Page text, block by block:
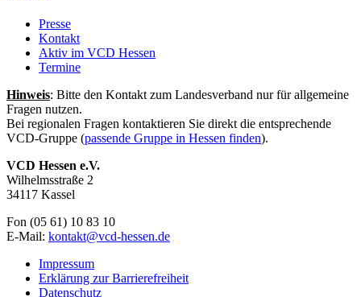
Presse
Kontakt
Aktiv im VCD Hessen
Termine
Hinweis: Bitte den Kontakt zum Landesverband nur für allgemeine
Fragen nutzen.
Bei regionalen Fragen kontaktieren Sie direkt die entsprechende
VCD-Gruppe (passende Gruppe in Hessen finden).
VCD Hessen e.V.
Wilhelmsstraße 2
34117 Kassel
Fon (05 61) 10 83 10
E-Mail: kontakt@vcd-hessen.de
Impressum
Erklärung zur Barrierefreiheit
Datenschutz